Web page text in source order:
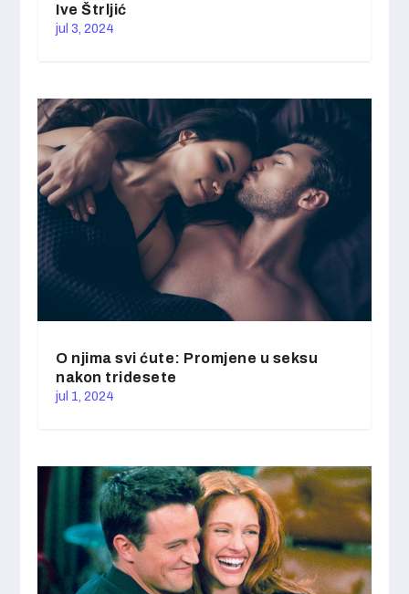
Ive Štrljić
jul 3, 2024
O njima svi ćute: Promjene u seksu
nakon tridesete
jul 1, 2024